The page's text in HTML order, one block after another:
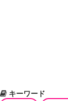
キーワード